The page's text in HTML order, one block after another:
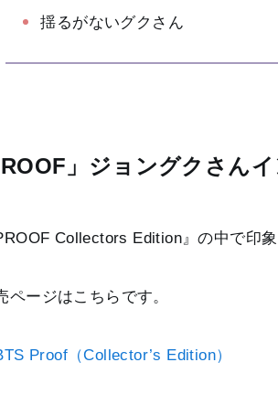
揺るがないグクさん
」ジョングクさん
Collectors Edition』の中で印
ページはこちらです。
Proof（Collector’s Edition）